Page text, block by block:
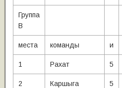
Группа
В
места команды и
1 Рахат 5
2 Каршыга 5